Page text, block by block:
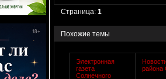
Страница:1
Похожие темы
Электронная
газета
Солнечного
района